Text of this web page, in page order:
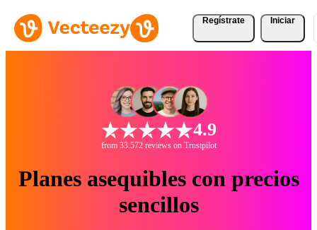
Regístrate Iniciar
4.9
from 33.572 reviews on Trustpilot
Planes asequibles con precios
sencillos